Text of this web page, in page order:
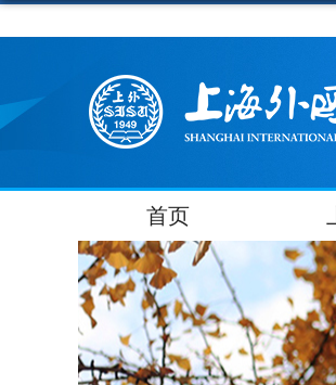
首页